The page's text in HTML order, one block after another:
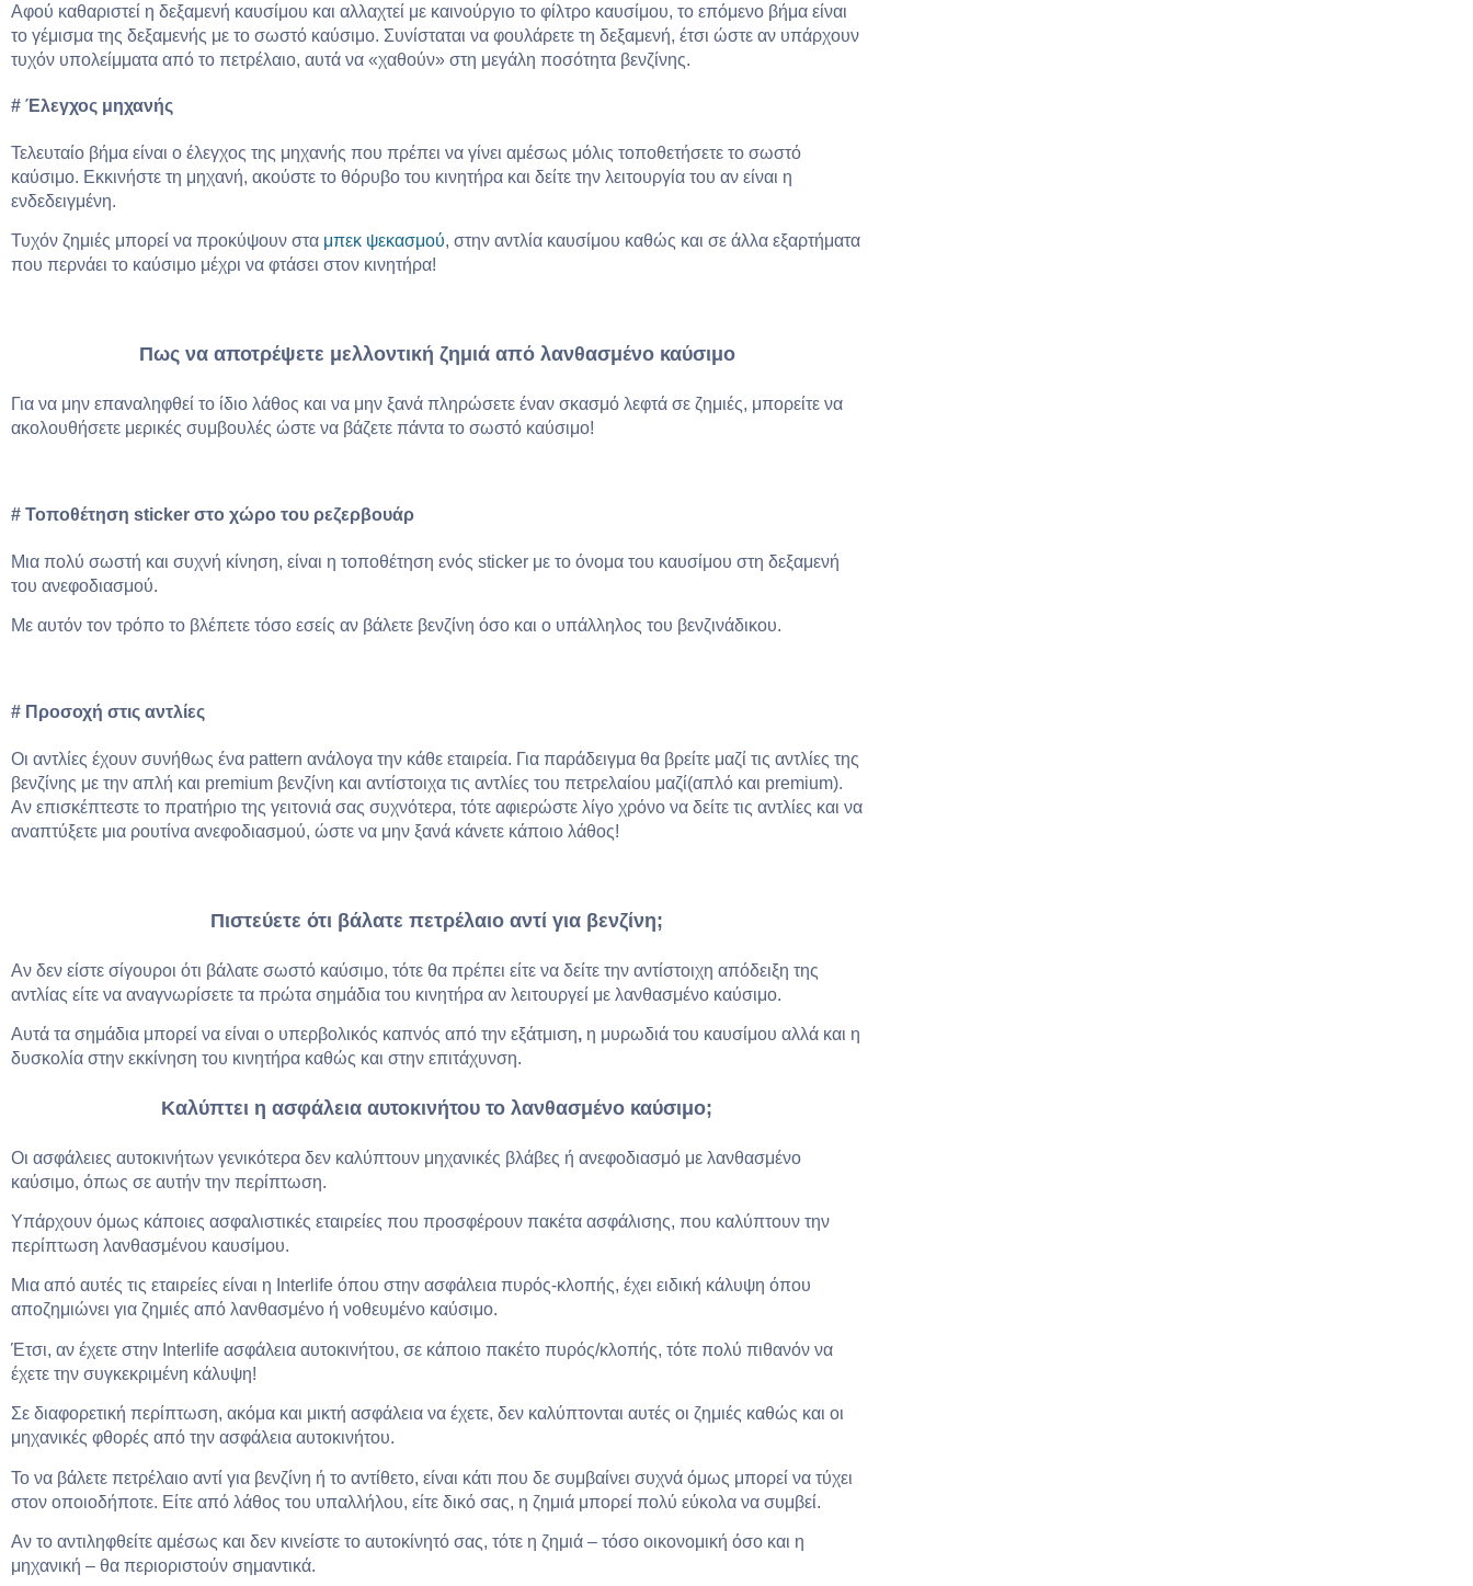
Αφού καθαριστεί η δεξαμενή καυσίμου και αλλαχτεί με καινούργιο το φίλτρο καυσίμου, το επόμενο βήμα είναι
το γέμισμα της δεξαμενής με το σωστό καύσιμο. Συνίσταται να φουλάρετε τη δεξαμενή, έτσι ώστε αν υπάρχουν
τυχόν υπολείμματα από το πετρέλαιο, αυτά να «χαθούν» στη μεγάλη ποσότητα βενζίνης.
# Έλεγχος μηχανής
Τελευταίο βήμα είναι ο έλεγχος της μηχανής που πρέπει να γίνει αμέσως μόλις τοποθετήσετε το σωστό
καύσιμο. Εκκινήστε τη μηχανή, ακούστε το θόρυβο του κινητήρα και δείτε την λειτουργία του αν είναι η
ενδεδειγμένη.
Τυχόν ζημιές μπορεί να προκύψουν στα μπεκ ψεκασμού, στην αντλία καυσίμου καθώς και σε άλλα εξαρτήματα
που περνάει το καύσιμο μέχρι να φτάσει στον κινητήρα!
Πως να αποτρέψετε μελλοντική ζημιά από λανθασμένο καύσιμο
Για να μην επαναληφθεί το ίδιο λάθος και να μην ξανά πληρώσετε έναν σκασμό λεφτά σε ζημιές, μπορείτε να
ακολουθήσετε μερικές συμβουλές ώστε να βάζετε πάντα το σωστό καύσιμο!
# Τοποθέτηση sticker στο χώρο του ρεζερβουάρ
Μια πολύ σωστή και συχνή κίνηση, είναι η τοποθέτηση ενός sticker με το όνομα του καυσίμου στη δεξαμενή
του ανεφοδιασμού.
Με αυτόν τον τρόπο το βλέπετε τόσο εσείς αν βάλετε βενζίνη όσο και ο υπάλληλος του βενζινάδικου.
# Προσοχή στις αντλίες
Οι αντλίες έχουν συνήθως ένα pattern ανάλογα την κάθε εταιρεία. Για παράδειγμα θα βρείτε μαζί τις αντλίες της
βενζίνης με την απλή και premium βενζίνη και αντίστοιχα τις αντλίες του πετρελαίου μαζί(απλό και premium).
Αν επισκέπτεστε το πρατήριο της γειτονιά σας συχνότερα, τότε αφιερώστε λίγο χρόνο να δείτε τις αντλίες και να
αναπτύξετε μια ρουτίνα ανεφοδιασμού, ώστε να μην ξανά κάνετε κάποιο λάθος!
Πιστεύετε ότι βάλατε πετρέλαιο αντί για βενζίνη;
Αν δεν είστε σίγουροι ότι βάλατε σωστό καύσιμο, τότε θα πρέπει είτε να δείτε την αντίστοιχη απόδειξη της
αντλίας είτε να αναγνωρίσετε τα πρώτα σημάδια του κινητήρα αν λειτουργεί με λανθασμένο καύσιμο.
Αυτά τα σημάδια μπορεί να είναι ο υπερβολικός καπνός από την εξάτμιση, η μυρωδιά του καυσίμου αλλά και η
δυσκολία στην εκκίνηση του κινητήρα καθώς και στην επιτάχυνση.
Καλύπτει η ασφάλεια αυτοκινήτου το λανθασμένο καύσιμο;
Οι ασφάλειες αυτοκινήτων γενικότερα δεν καλύπτουν μηχανικές βλάβες ή ανεφοδιασμό με λανθασμένο
καύσιμο, όπως σε αυτήν την περίπτωση.
Υπάρχουν όμως κάποιες ασφαλιστικές εταιρείες που προσφέρουν πακέτα ασφάλισης, που καλύπτουν την
περίπτωση λανθασμένου καυσίμου.
Μια από αυτές τις εταιρείες είναι η Interlife όπου στην ασφάλεια πυρός-κλοπής, έχει ειδική κάλυψη όπου
αποζημιώνει για ζημιές από λανθασμένο ή νοθευμένο καύσιμο.
Έτσι, αν έχετε στην Interlife ασφάλεια αυτοκινήτου, σε κάποιο πακέτο πυρός/κλοπής, τότε πολύ πιθανόν να
έχετε την συγκεκριμένη κάλυψη!
Σε διαφορετική περίπτωση, ακόμα και μικτή ασφάλεια να έχετε, δεν καλύπτονται αυτές οι ζημιές καθώς και οι
μηχανικές φθορές από την ασφάλεια αυτοκινήτου.
Το να βάλετε πετρέλαιο αντί για βενζίνη ή το αντίθετο, είναι κάτι που δε συμβαίνει συχνά όμως μπορεί να τύχει
στον οποιοδήποτε. Είτε από λάθος του υπαλλήλου, είτε δικό σας, η ζημιά μπορεί πολύ εύκολα να συμβεί.
Αν το αντιληφθείτε αμέσως και δεν κινείστε το αυτοκίνητό σας, τότε η ζημιά – τόσο οικονομική όσο και η
μηχανική – θα περιοριστούν σημαντικά.